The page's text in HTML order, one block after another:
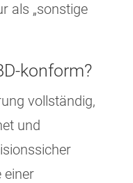
als „sonstige
konform?
vollständig,
und
einer